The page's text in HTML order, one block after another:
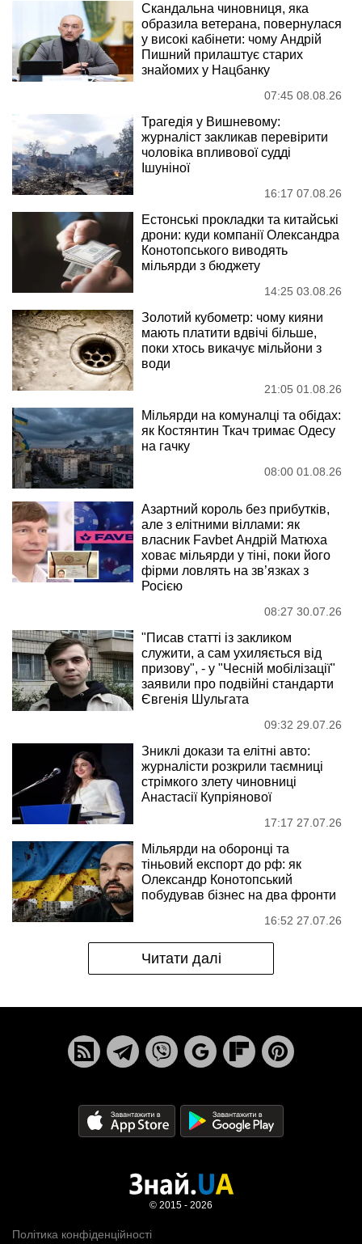
Скандальна чиновниця, яка
образила ветерана, повернулася
у високі кабінети: чому Андрій
Пишний прилаштує старих
знайомих у Нацбанку
07:45 08.08.26
Трагедія у Вишневому:
журналіст закликав перевірити
чоловіка впливової судді
Ішуніної
16:17 07.08.26
Естонські прокладки та китайські
дрони: куди компанії Олександра
Конотопського виводять
мільярди з бюджету
14:25 03.08.26
Золотий кубометр: чому кияни
мають платити вдвічі більше,
поки хтось викачує мільйони з
води
21:05 01.08.26
Мільярди на комуналці та обідах:
як Костянтин Ткач тримає Одесу
на гачку
08:00 01.08.26
Азартний король без прибутків,
але з елітними віллами: як
власник Favbet Андрій Матюха
ховає мільярди у тіні, поки його
фірми ловлять на зв’язках з
Росією
08:27 30.07.26
"Писав статті із закликом
служити, а сам ухиляється від
призову", - у "Чесній мобілізації"
заявили про подвійні стандарти
Євгенія Шульгата
09:32 29.07.26
Зниклі докази та елітні авто:
журналісти розкрили таємниці
стрімкого злету чиновниці
Анастасії Купріянової
17:17 27.07.26
Мільярди на оборонці та
тіньовий експорт до рф: як
Олександр Конотопський
побудував бізнес на два фронти
16:52 27.07.26
Читати далі
Політика конфіденційності
© 2015 - 2026